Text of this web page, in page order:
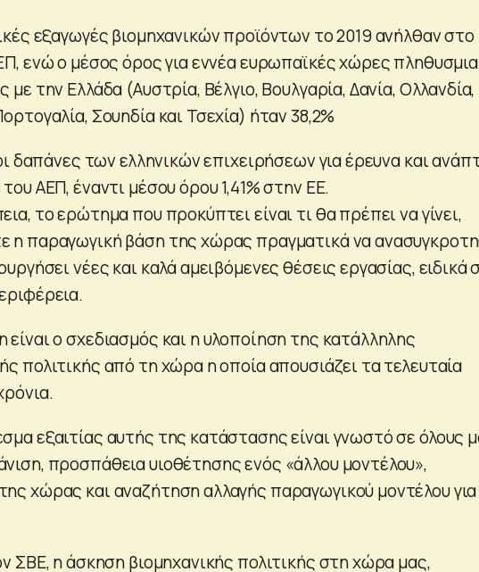
εξαγωγές βιομηχανικών προϊόντων το 2019 ανήλθαν στο
ενώ ο μέσος όρος για εννέα ευρωπαϊκές χώρες
με την Ελλάδα (Αυστρία, Βέλγιο, Βουλγαρία, Δανία, Ολλανδία,
Σουηδία και Τσεχία) ήταν 38,2%
δαπάνες των ελληνικών επιχειρήσεων για έρευνα και
ΑΕΠ, έναντι μέσου όρου 1,41% στην ΕΕ.
το ερώτημα που προκύπτει είναι τι θα πρέπει να γίνει,
η παραγωγική βάση της χώρας πραγματικά να
νέες και καλά αμειβόμενες θέσεις εργασίας, ειδικά
ο σχεδιασμός και η υλοποίηση της κατάλληλης
πολιτικής από τη χώρα η οποία απουσιάζει τα τελευταία
εξαιτίας αυτής της κατάστασης είναι γνωστό σε όλους
προσπάθεια υιοθέτησης ενός «άλλου μοντέλου»,
χώρας και αναζήτηση αλλαγής παραγωγικού μοντέλου
ΣΒΕ, η άσκηση βιομηχανικής πολιτικής στη χώρα μας,